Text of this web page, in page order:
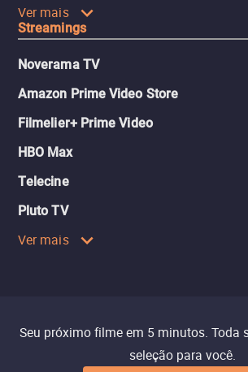
Ver mais
Streamings
Noverama TV
Amazon Prime Video Store
Filmelier+ Prime Video
HBO Max
Telecine
Pluto TV
Ver mais
Seu próximo filme em 5 minutos. Toda
seleção para você.